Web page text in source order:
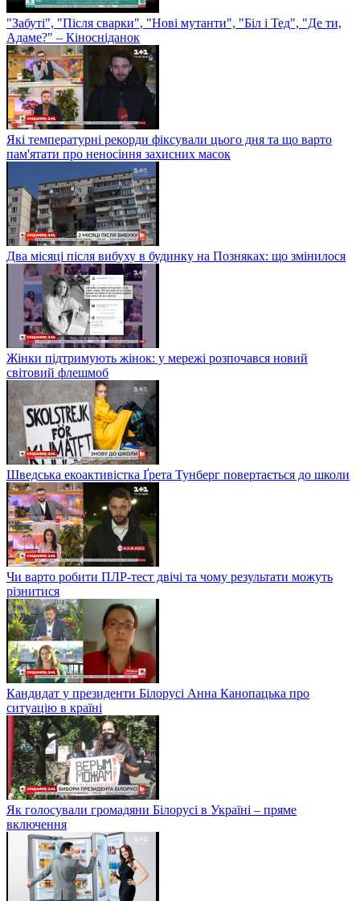
"Забуті", "Після сварки", "Нові мутанти", "Біл і Тед", "Де ти,
Адаме?" – Кіносніданок
Які температурні рекорди фіксували цього дня та що варто
пам'ятати про неносіння захисних масок
Два місяці після вибуху в будинку на Позняках: що змінилося
Жінки підтримують жінок: у мережі розпочався новий
світовий флешмоб
Шведська екоактивістка Ґрета Тунберг повертається до школи
Чи варто робити ПЛР-тест двічі та чому результати можуть
різнитися
Кандидат у президенти Білорусі Анна Канопацька про
ситуацію в країні
Як голосували громадяни Білорусі в Україні – пряме
включення